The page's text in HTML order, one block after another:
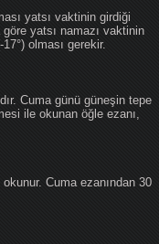
yatsı vaktinin girdiği
yatsı namazı vaktinin
olması gerekir.
Cuma günü güneşin tepe
ile okunan öğle ezanı,
Cuma ezanından 30